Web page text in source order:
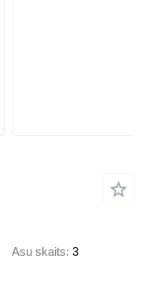
Asu skaits 3